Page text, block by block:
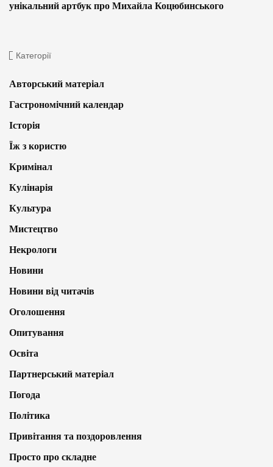
унікальний артбук про Михайла Коцюбинського
Категорії
Авторський матеріал
Гастрономічний календар
Історія
Їж з користю
Кримінал
Кулінарія
Культура
Мистецтво
Некрологи
Новини
Новини від читачів
Оголошення
Опитування
Освіта
Партнерський матеріал
Погода
Політика
Привітання та поздоровлення
Просто про складне